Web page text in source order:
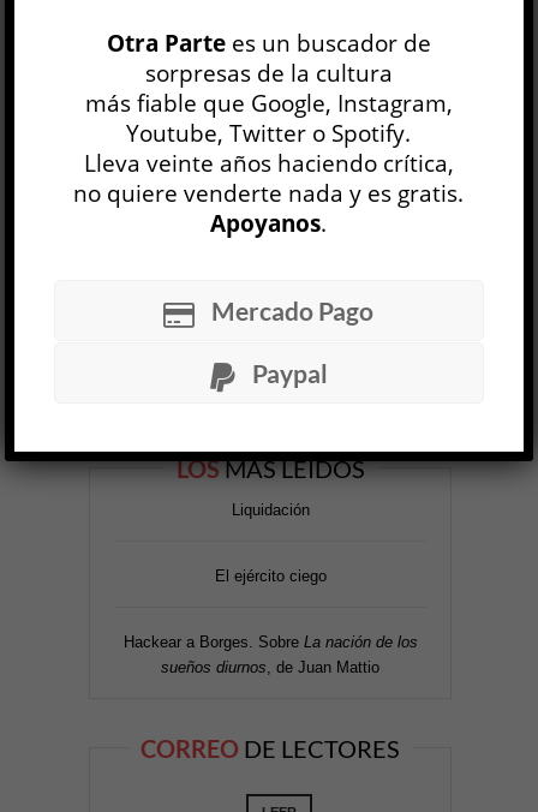
30 NÚMEROS
ARCHIVOOP SEMANAL
LOSMÁS LEÍDOS
Liquidación
El ejército ciego
Hackear a Borges. Sobre La nación de los
sueños diurnos , de Juan Mattio
CORREO DE LECTORES
Otra Partees un buscador de
sorpresas de la cultura
más fiable que Google, Instagram,
Youtube, Twitter o Spotify.
Lleva veinte años haciendo crítica,
no quiere venderte nada y es gratis.
Apoyanos.
Mercado Pago
Paypal